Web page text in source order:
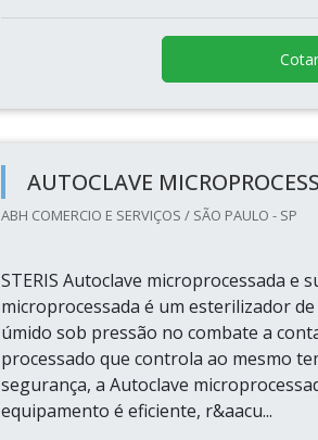
AUTOCLAVE
ABH COMERCIO E SERVIÇOS / SÃO PAULO - SP
STERIS Autoclave microprocessada e
microprocessada é um esterilizador
úmido sob pressão no combate a
processado que controla ao mesmo
segurança, a Autoclave
equipamento é eficiente, r&aacu...